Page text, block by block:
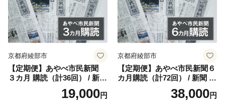
町を合併、翌年北浜村を併せ現在の高砂市になり、一層
の発展を目指しています。
市内には、高砂神社・生石神社・鹿嶋神社・曽根天満
宮・十輪寺などの社寺や石の宝殿などの史跡も多く、市
内各神社の秋祭りなどの行事には多くの人々が訪れる観
光地にもなっており、東播磨地域の中核都市として、前
進しています。
京都府綾部市
【定期便】あやべ市民新聞
３カ月 購読（計36回） / 新聞
情報誌 定期購読 綾部市 / 株
式会社あやべ市民新聞社［B
19,000円
京都府綾部市
【定期便】あやべ市民新聞６
カ月購読（計72回） / 新聞 情
報誌 定期購読 綾部市 / 株式
会社あやべ市民新聞社［BSC
38,000円